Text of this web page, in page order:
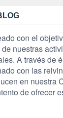
con el
nuestras
A través de
con las
en nuestra
de ofrecer